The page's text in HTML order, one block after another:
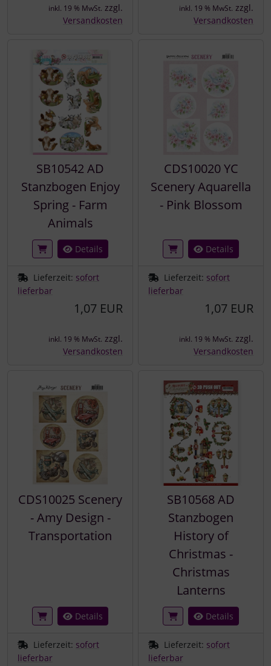
inkl. 19 % MwSt. zzgl.
Versandkosten
inkl. 19 % MwSt. zzgl.
Versandkosten
SB10542 AD
Stanzbogen Enjoy
Spring - Farm
Animals
Details
Lieferzeit: sofort
lieferbar
1,07 EUR
inkl. 19 % MwSt. zzgl.
Versandkosten
CDS10020 YC
Scenery Aquarella
- Pink Blossom
Details
Lieferzeit: sofort
lieferbar
1,07 EUR
inkl. 19 % MwSt. zzgl.
Versandkosten
CDS10025 Scenery
- Amy Design -
Transportation
Details
Lieferzeit: sofort
lieferbar
SB10568 AD
Stanzbogen
History of
Christmas -
Christmas
Lanterns
Details
Lieferzeit: sofort
lieferbar